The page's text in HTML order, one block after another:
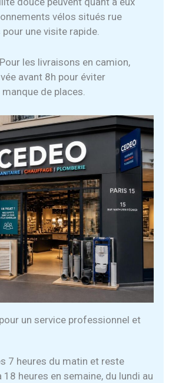
vélos situés rue
une visite rapide.
Pour les livraisons en camion,
avant 8h pour éviter
de places.
un service professionnel et
7 heures du matin et reste
18 heures en semaine, du lundi au